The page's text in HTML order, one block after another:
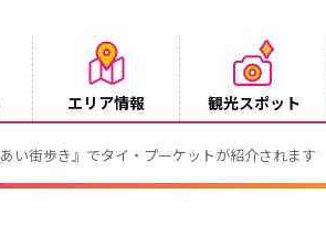
エリア情報 観光スポット
い街歩き』でタイ・プーケットが紹介されます